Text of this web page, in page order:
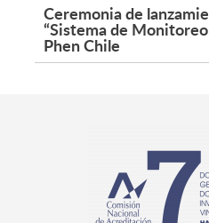
Ceremonia de
“Sistema de
Phen Chile